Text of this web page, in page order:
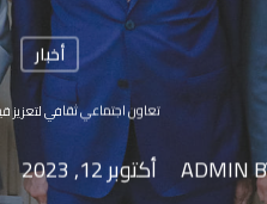
أخبار
تعاون اجتماعي ثقافي لتعزيز
ADMIN أكتوبر 12, 2023